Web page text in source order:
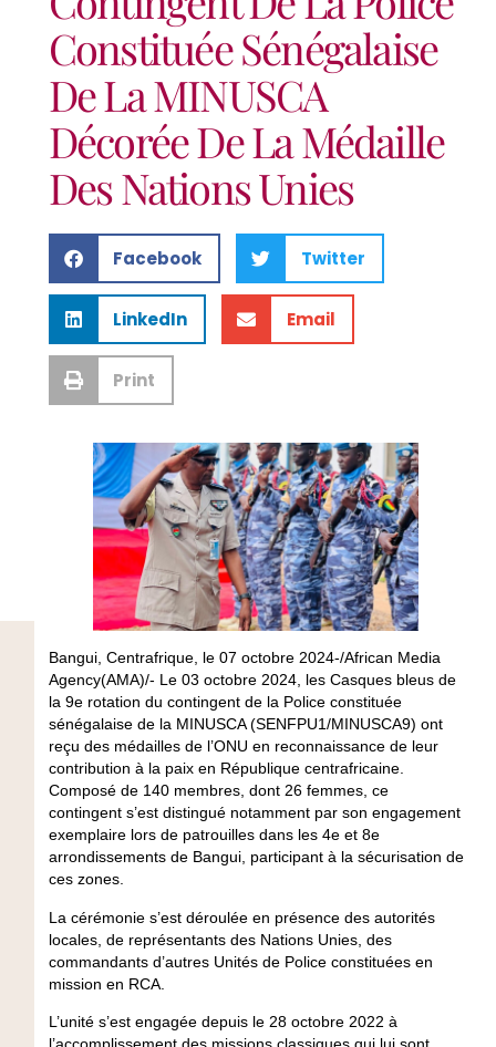
Constituée Sénégalaise
De La MINUSCA
Décorée De La Médaille
Des Nations Unies
Facebook Twitter
LinkedIn Email
Print
Bangui, Centrafrique, le 07 octobre 2024-/African Media
Agency(AMA)/- Le 03 octobre 2024, les Casques bleus de
la 9e rotation du contingent de la Police constituée
sénégalaise de la MINUSCA (SENFPU1/MINUSCA9) ont
reçu des médailles de l’ONU en reconnaissance de leur
contribution à la paix en République centrafricaine.
Composé de 140 membres, dont 26 femmes, ce
contingent s’est distingué notamment par son engagement
exemplaire lors de patrouilles dans les 4e et 8e
arrondissements de Bangui, participant à la sécurisation de
ces zones.
La cérémonie s’est déroulée en présence des autorités
locales, de représentants des Nations Unies, des
commandants d’autres Unités de Police constituées en
mission en RCA.
L’unité s’est engagée depuis le 28 octobre 2022 à